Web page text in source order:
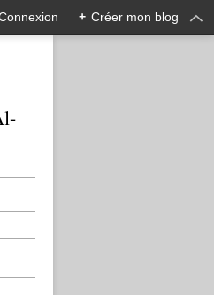
+ Créer mon blog